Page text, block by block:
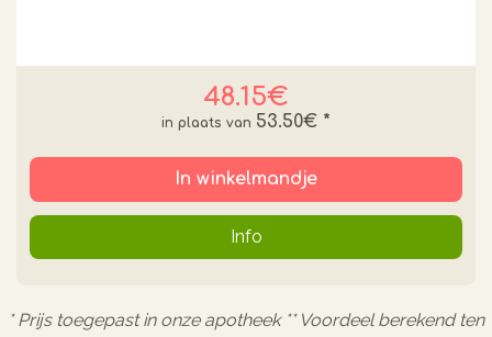
48.15€
53.50€ *
In winkelmandje
Info
* Prijs toegepast in onze apotheek ** Voordeel berekend ten